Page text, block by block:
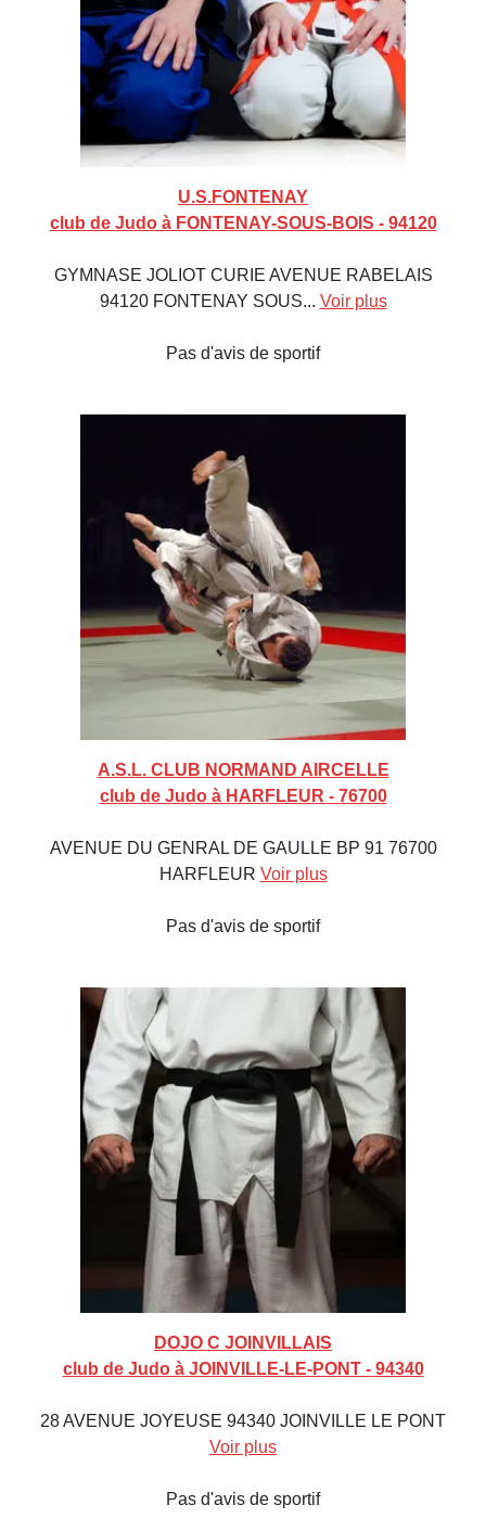
U.S.FONTENAY
club de Judo à FONTENAY-SOUS-BOIS - 94120
GYMNASE JOLIOT CURIE AVENUE RABELAIS
94120 FONTENAY SOUS... Voir plus
Pas d'avis de sportif
A.S.L. CLUB NORMAND AIRCELLE
club de Judo à HARFLEUR - 76700
AVENUE DU GENRAL DE GAULLE BP 91 76700
HARFLEUR Voir plus
Pas d'avis de sportif
DOJO C JOINVILLAIS
club de Judo à JOINVILLE-LE-PONT - 94340
28 AVENUE JOYEUSE 94340 JOINVILLE LE PONT
Voir plus
Pas d'avis de sportif